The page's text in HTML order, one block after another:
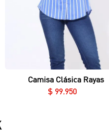
Vista rápida
Camisa Clásica Rayas
$ 99.950